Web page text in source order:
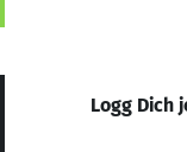
Logg Dich